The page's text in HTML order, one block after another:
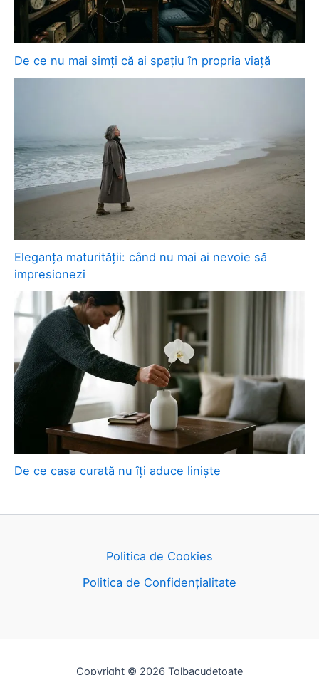
De ce nu mai simți că ai spațiu în propria viață
Eleganța maturității: când nu mai ai nevoie să
impresionezi
De ce casa curată nu îți aduce liniște
Politica de Cookies
Politica de Confidențialitate
Copyright © 2026 Tolbacudetoate